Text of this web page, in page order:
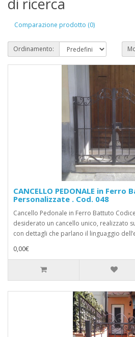
Comparazione prodotto (0)
Ordinamento:
CANCELLO PEDONALE in
Personalizzate . Cod. 048
Cancello Pedonale in Ferro Battuto
desiderato un cancello unico, realizzato
con dettagli che parlano il linguaggio
0,00€